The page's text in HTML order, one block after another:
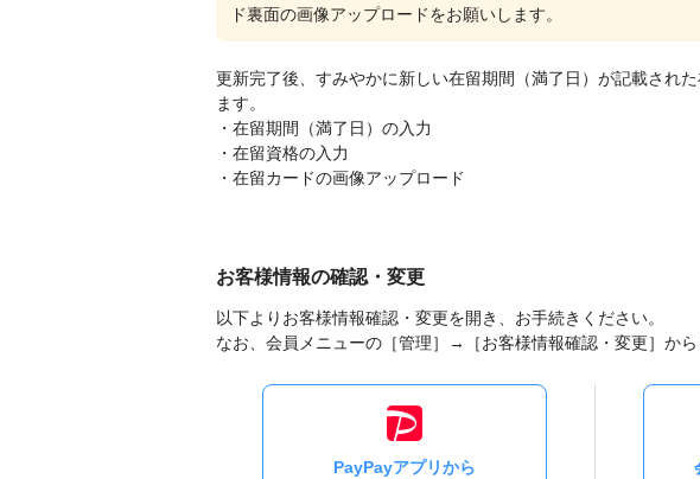
ド裏面の画像アップロードをお願いします。
更新完了後、すみやかに新しい在留期間（満了日）が記載され
ます。
・在留期間（満了日）の入力
・在留資格の入力
・在留カードの画像アップロード
お客様情報の確認・変更
以下よりお客様情報確認・変更を開き、お手続きください。
なお、会員メニューの［管理］→［お客様情報確認・変更］から
PayPayアプリから